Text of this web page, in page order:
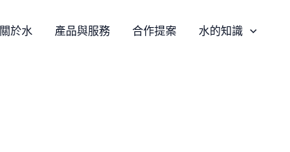
關於水 產品與服務 合作提案 水的知識